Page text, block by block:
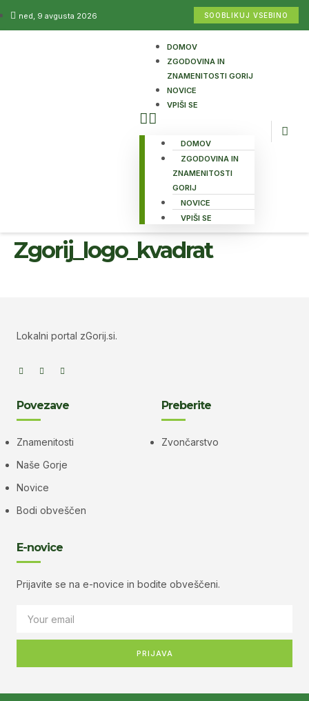
ned, 9 avgusta 2026 SOOBLIKUJ VSEBINO
DOMOV
ZGODOVINA IN
ZNAMENITOSTI GORIJ
NOVICE
VPIŠI SE
DOMOV
ZGODOVINA IN
ZNAMENITOSTI
GORIJ
NOVICE
VPIŠI SE
Zgorij_logo_kvadrat
Lokalni portal zGorij.si.
Povezave
Znamenitosti
Naše Gorje
Novice
Bodi obveščen
Preberite
Zvončarstvo
E-novice
Prijavite se na e-novice in bodite obveščeni.
PRIJAVA